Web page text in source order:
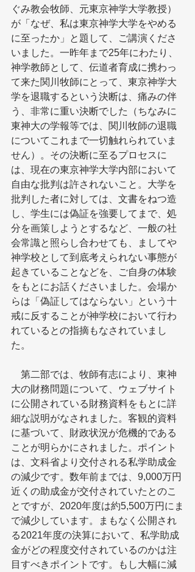
ぐみ教会牧師、元東京神学大学教授）
が「なぜ、私は東京神学大学をやめる
に至ったか」と題して、ご講演くださ
いました。一昨年まで25年にわたり、
神学教師として、伝道者育成に携わっ
て来た関川牧師にとって、東京神学大
学を退職するという決断は、痛みの伴
う、非常に重い決断でした（ちなみに
東神大の学報等では、関川牧師の退職
についてこれまで一切触れられていま
せん）。その決断に至るプロセスに
は、現在の東京神学大学内部において
自由な批判は許されないこと。大学を
批判した者に対しては、文書をねつ造
し、学生には偽証を強要してまで、処
分を画策しようとするなど、一般の社
会常識と照らし合わせても、ましてや
神学校として到底考えられない事態が
起きていることなどを、ご自身の体験
をもとにお話くださいました。会場か
らは「偽証してはならない」という十
戒に反することが神学校において行わ
れているとの指摘もなされていまし
た。
第二部では、牧師有志により、東神
大の財務問題について、ウェブサイト
に公開されている財務資料をもとに詳
細な説明がなされました。客観的資料
に基づいて、財政状況が危機的である
ことが明らかにされました。ポイント
は、文科省より交付される私学助成金
の減少です。数年前までは、9,000万円
近くの助成金が交付されていたとのこ
とですが、2020年度は約5,500万円にま
で減少しています。まもなく公開され
る2021年度の決算において、私学助成
金がどの程度交付されているのかは注
目すべきポイントです。もし大幅に減